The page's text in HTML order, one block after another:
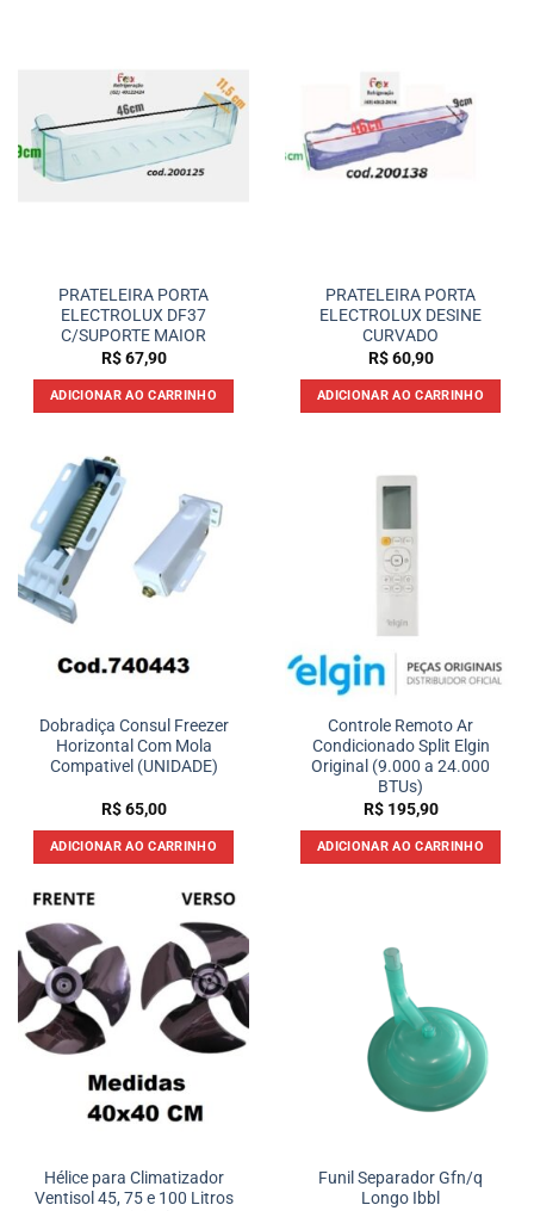
PRATELEIRA PORTA
ELECTROLUX DF37
C/SUPORTE MAIOR
R$67,90
ADICIONAR AO CARRINHO
PRATELEIRA PORTA
ELECTROLUX DESINE
CURVADO
R$60,90
ADICIONAR AO CARRINHO
Dobradiça Consul Freezer
Horizontal Com Mola
Compativel (UNIDADE)
R$65,00
ADICIONAR AO CARRINHO
Controle Remoto Ar
Condicionado Split Elgin
Original (9.000 a 24.000
BTUs)
R$195,90
ADICIONAR AO CARRINHO
Hélice para Climatizador
Ventisol 45, 75 e 100 Litros
Funil Separador Gfn/q
Longo Ibbl